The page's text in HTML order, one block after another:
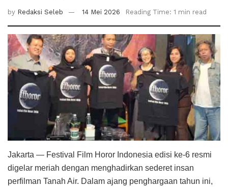
by Redaksi Seleb 14 Mei 2026 Reading Time: 1 min read
Jakarta — Festival Film Horor Indonesia edisi ke-6 resmi
digelar meriah dengan menghadirkan sederet insan
perfilman Tanah Air. Dalam ajang penghargaan tahun ini,